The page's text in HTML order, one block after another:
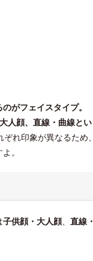
がフェイスタイプ。
人顔、直線・曲線とい
れ印象が異なるため、
。
子供顔・大人顔、 直線・